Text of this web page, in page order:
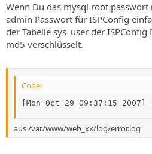
Wenn Du das mysql root passwort
admin Passwort für ISPConfig
der Tabelle sys_user der
md5 verschlüsselt.
Code:
[Mon Oct 29 09:37:15
aus /var/www/web_xx/log/error.log